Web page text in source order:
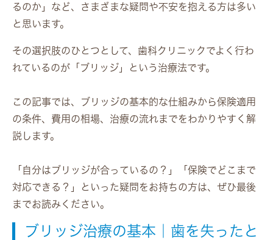
るのか」など、さまざまな疑問や不安を抱える方は多い
と思います。
その選択肢のひとつとして、歯科クリニックでよく行わ
れているのが「ブリッジ」という治療法です。
この記事では、ブリッジの基本的な仕組みから保険適用
の条件、費用の相場、治療の流れまでをわかりやすく解
説します。
「自分はブリッジが合っているの？」「保険でどこまで
対応できる？」といった疑問をお持ちの方は、ぜひ最後
までお読みください。
ブリッジ治療の基本｜歯を失ったと